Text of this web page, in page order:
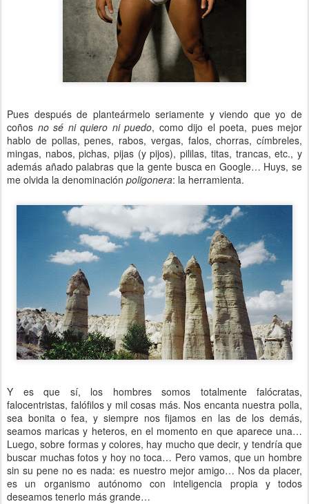
Pues después de planteármelo seriamente y viendo que yo de
coños no sé ni quiero ni puedo, como dijo el poeta, pues mejor
hablo de pollas, penes, rabos, vergas, falos, chorras, címbreles,
mingas, nabos, pichas, pijas (y pijos), pililas, titas, trancas, etc., y
además añado palabras que la gente busca en Google… Huys, se
me olvida la denominación poligonera: la herramienta.
Y es que sí, los hombres somos totalmente falócratas,
falocentristas, falófilos y mil cosas más. Nos encanta nuestra polla,
sea bonita o fea, y siempre nos fijamos en las de los demás,
seamos maricas y heteros, en el momento en que aparece una…
Luego, sobre formas y colores, hay mucho que decir, y tendría que
buscar muchas fotos y hoy no toca… Pero vamos, que un hombre
sin su pene no es nada: es nuestro mejor amigo… Nos da placer,
es un organismo autónomo con inteligencia propia y todos
deseamos tenerlo más grande…